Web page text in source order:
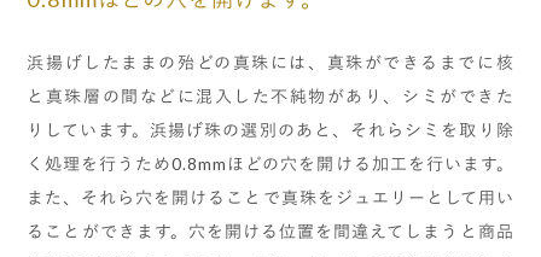
浜揚げしたままの殆どの真珠には、真珠ができるまでに核
と真珠層の間などに混入した不純物があり、シミができた
りしています。浜揚げ珠の選別のあと、それらシミを取り除
く処理を行うため0.8mmほどの穴を開ける加工を行います。
また、それら穴を開けることで真珠をジュエリーとして用い
ることができます。穴を開ける位置を間違えてしまうと商品